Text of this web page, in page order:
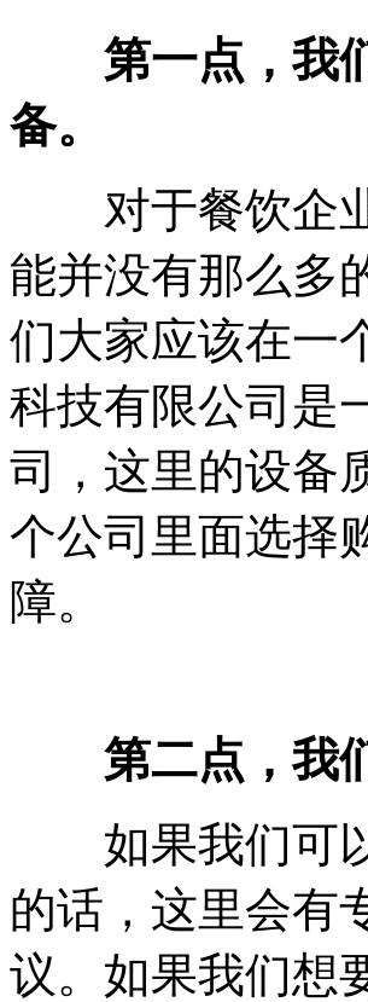
第一点，我
备。
对于餐饮企业
能并没有那么多
们大家应该在一
科技有限公司是
司，这里的设备
个公司里面选择
障。
第二点，我
如果我们可以
的话，这里会有
议。如果我们想